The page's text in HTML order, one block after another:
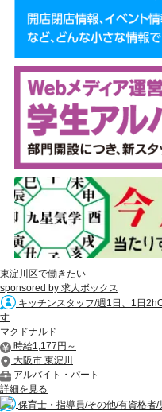
東淀川区で働きたい
sponsored by 求人ボックス
キッチンスタッフ/週1日、1日
す
マクドナルド
時給1,177円～
大阪市 東淀川
アルバイト・パート
詳細を見る
保育士・指導員/その他/有資格者